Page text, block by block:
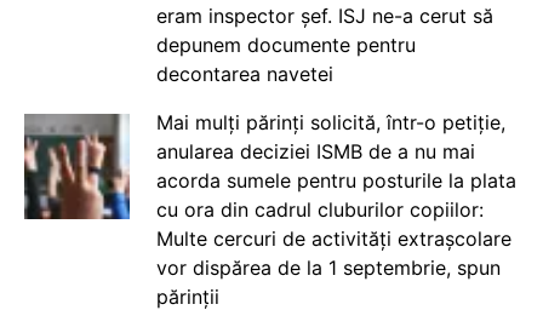
eram inspector șef. ISJ ne-a cerut să
depunem documente pentru
decontarea navetei
Mai mulți părinți solicită, într-o petiție,
anularea deciziei ISMB de a nu mai
acorda sumele pentru posturile la plata
cu ora din cadrul cluburilor copiilor:
Multe cercuri de activități extrașcolare
vor dispărea de la 1 septembrie, spun
părinții